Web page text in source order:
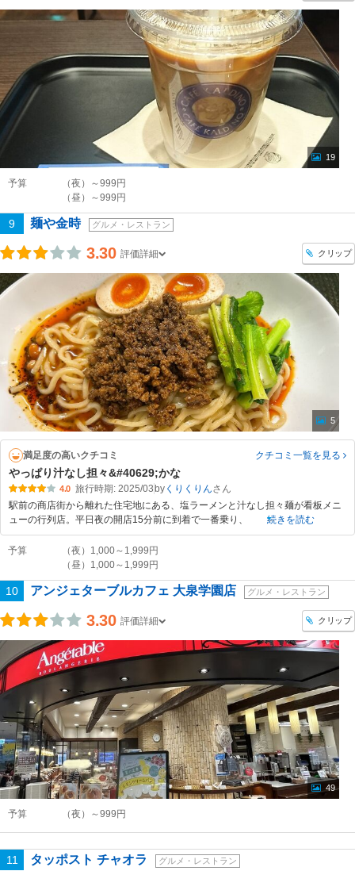
19
予算
（夜）～999円
（昼）～999円
9 麺や金時 グルメ・レストラン
3.30 評価詳細 クリップ
5
満足度の高いクチコミ クチコミ一覧を見る
やっぱり汁なし担々&#40629;かな
4.0 旅行時期: 2025/03 byくりくりん
駅前の商店街から離れた住宅地にある、塩ラーメンと汁なし担々麺が看板メニ
ューの行列店。平日夜の開店15分前に到着で一番乗り、
続きを読む
予算
（夜）1,000～1,999円
（昼）1,000～1,999円
10 アンジェターブルカフェ 大泉学園店 グルメ・レストラン
3.30 評価詳細 クリップ
49
予算 （夜）～999円
11 タッポスト チャオラ グルメ・レストラン